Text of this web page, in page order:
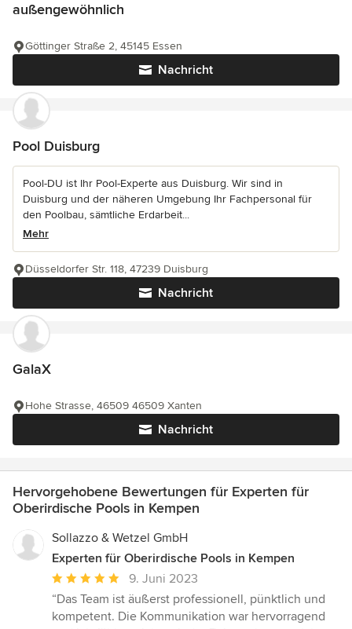
außengewöhnlich
Nachricht
Göttinger Straße 2, 45145 Essen
Pool Duisburg
Pool-DU ist Ihr Pool-Experte aus Duisburg. Wir sind in
Duisburg und der näheren Umgebung Ihr Fachpersonal für
den Poolbau, sämtliche Erdarbeit...
Mehr
Nachricht
Düsseldorfer Str. 118, 47239 Duisburg
GalaX
Nachricht
Hohe Strasse, 46509 46509 Xanten
Hervorgehobene Bewertungen für Experten für
Oberirdische Pools in Kempen
Sollazzo & Wetzel GmbH
Experten für Oberirdische Pools in Kempen
Durchschnittliche
Bewertung:
5
9. Juni 2023
“Das Team ist äußerst professionell, pünktlich und
kompetent. Die Kommunikation war hervorragend